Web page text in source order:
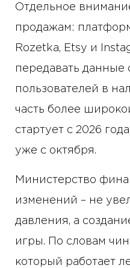
Отдельное
продажам:
Rozetka, Etsy и
передавать
пользователей в
часть более
стартует с 2026
уже с октября.
Министерство
изменений – не
давления, а
игры. По словам
который работает